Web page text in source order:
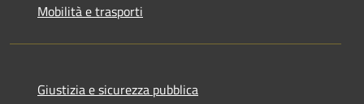
Mobilità e trasporti
Giustizia e sicurezza pubblica